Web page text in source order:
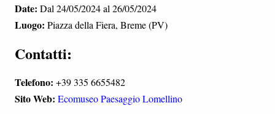
Date: Dal 24/05/2024 al 26/05/2024
Luogo: Piazza della Fiera, Breme (PV)
Contatti:
Telefono: +39 335 6655482
Sito Web: Ecomuseo Paesaggio Lomellino